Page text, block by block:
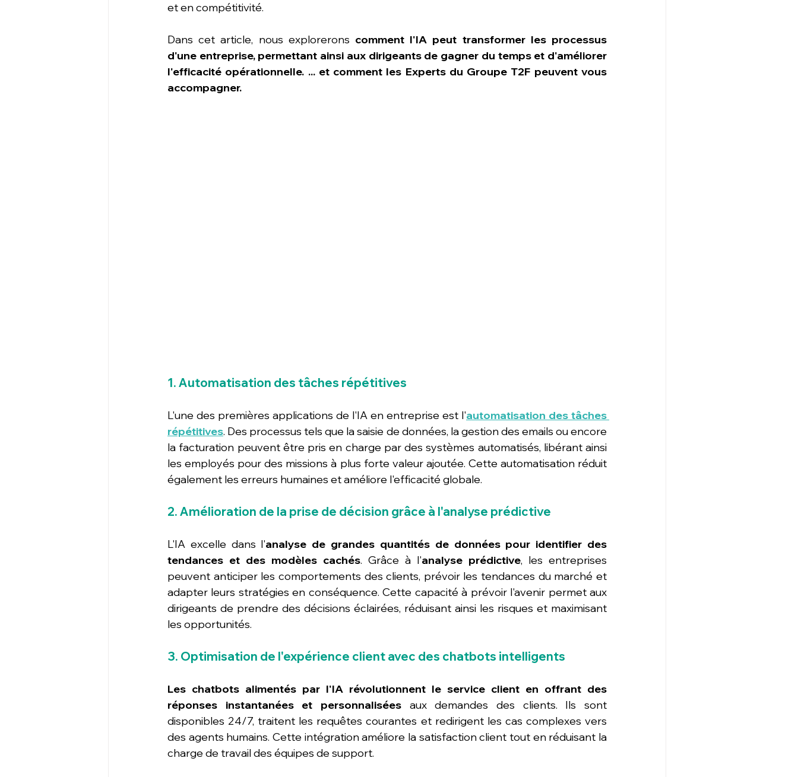
et en compétitivité.
Dans cet article, nous explorerons comment l'IA peut transformer les processus
d'une entreprise, permettant ainsi aux dirigeants de gagner du temps et d'améliorer
l'efficacité opérationnelle. ... et comment les Experts du Groupe T2F peuvent vous
accompagner.
1. Automatisation des tâches répétitives
L'une des premières applications de l'IA en entreprise est l'automatisation des tâches
répétitives. Des processus tels que la saisie de données, la gestion des emails ou encore
la facturation peuvent être pris en charge par des systèmes automatisés, libérant ainsi
les employés pour des missions à plus forte valeur ajoutée. Cette automatisation réduit
également les erreurs humaines et améliore l'efficacité globale.
2. Amélioration de la prise de décision grâce à l'analyse prédictive
L'IA excelle dans l'analyse de grandes quantités de données pour identifier des
tendances et des modèles cachés. Grâce à l'analyse prédictive, les entreprises
peuvent anticiper les comportements des clients, prévoir les tendances du marché et
adapter leurs stratégies en conséquence. Cette capacité à prévoir l'avenir permet aux
dirigeants de prendre des décisions éclairées, réduisant ainsi les risques et maximisant
les opportunités.
3. Optimisation de l'expérience client avec des chatbots intelligents
Les chatbots alimentés par l'IA révolutionnent le service client en offrant des
réponses instantanées et personnalisées aux demandes des clients. Ils sont
disponibles 24/7, traitent les requêtes courantes et redirigent les cas complexes vers
des agents humains. Cette intégration améliore la satisfaction client tout en réduisant la
charge de travail des équipes de support.